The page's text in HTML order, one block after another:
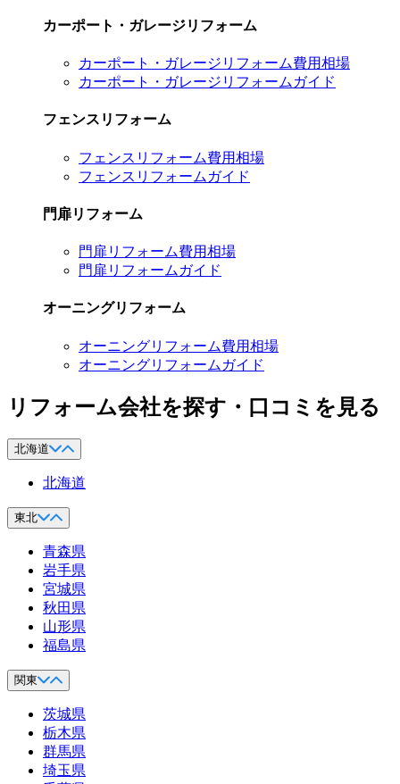
カーポート・ガレージリフォーム
カーポート・ガレージリフォーム費用相場
カーポート・ガレージリフォームガイド
フェンスリフォーム
フェンスリフォーム費用相場
フェンスリフォームガイド
門扉リフォーム
門扉リフォーム費用相場
門扉リフォームガイド
オーニングリフォーム
オーニングリフォーム費用相場
オーニングリフォームガイド
リフォーム会社を探す・口コミを見る
北海道
北海道
東北
青森県
岩手県
宮城県
秋田県
山形県
福島県
関東
茨城県
栃木県
群馬県
埼玉県